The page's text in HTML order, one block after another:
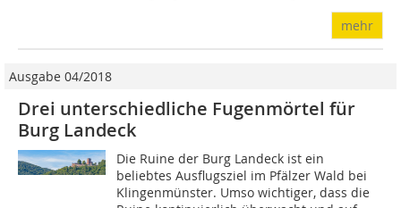
mehr
Ausgabe 04/2018
Drei unterschiedliche Fugenmörtel für
Burg Landeck
Die Ruine der Burg Landeck ist ein
beliebtes Ausflugsziel im Pfälzer Wald bei
Klingenmünster. Umso wichtiger, dass die